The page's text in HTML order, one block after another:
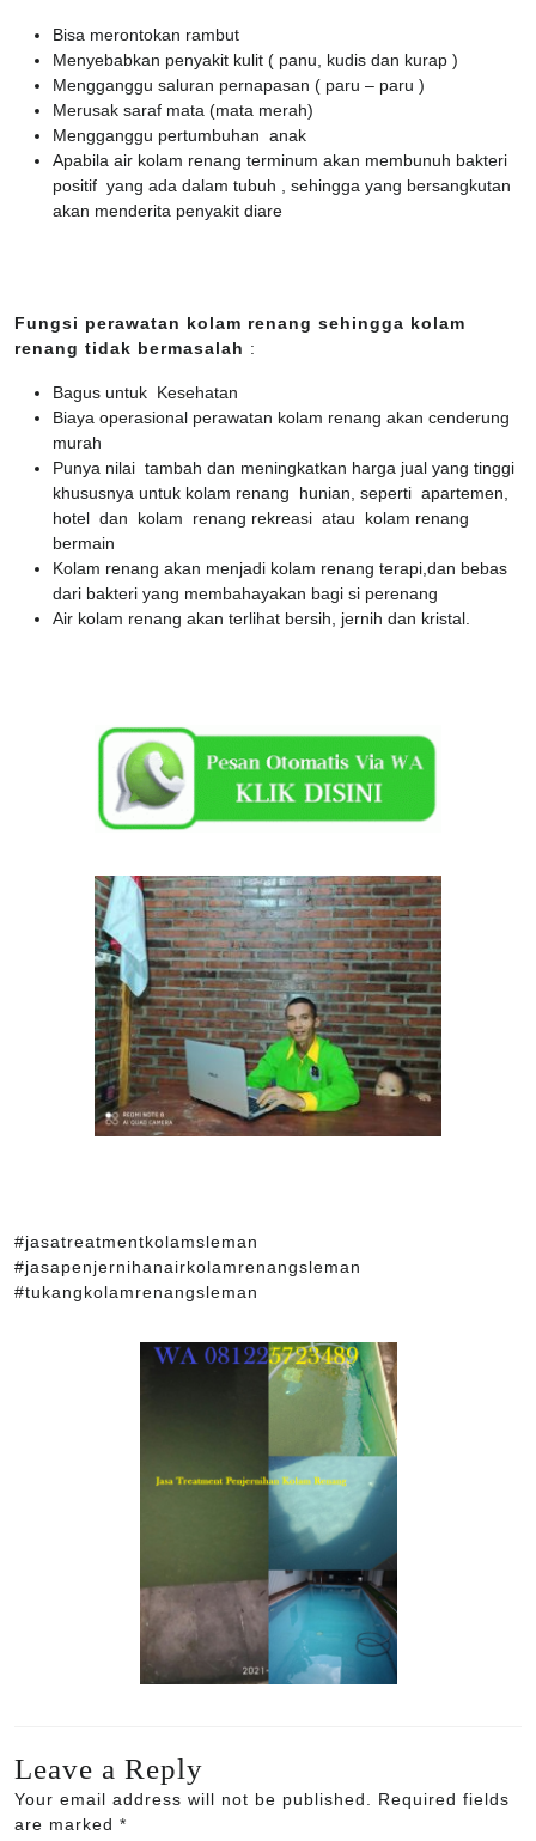
Bisa merontokan rambut
Menyebabkan penyakit kulit ( panu, kudis dan kurap )
Mengganggu saluran pernapasan ( paru – paru )
Merusak saraf mata (mata merah)
Mengganggu pertumbuhan anak
Apabila air kolam renang terminum akan membunuh bakteri
positif yang ada dalam tubuh , sehingga yang bersangkutan
akan menderita penyakit diare
Fungsi perawatan kolam renang sehingga kolam
renang tidak bermasalah :
Bagus untuk Kesehatan
Biaya operasional perawatan kolam renang akan cenderung
murah
Punya nilai tambah dan meningkatkan harga jual yang tinggi
khususnya untuk kolam renang hunian, seperti apartemen,
hotel dan kolam renang rekreasi atau kolam renang
bermain
Kolam renang akan menjadi kolam renang terapi,dan bebas
dari bakteri yang membahayakan bagi si perenang
Air kolam renang akan terlihat bersih, jernih dan kristal.
#jasatreatmentkolamsleman
#jasapenjernihanairkolamrenangsleman
#tukangkolamrenangsleman
Leave a Reply
Your email address will not be published. Required fields
are marked *